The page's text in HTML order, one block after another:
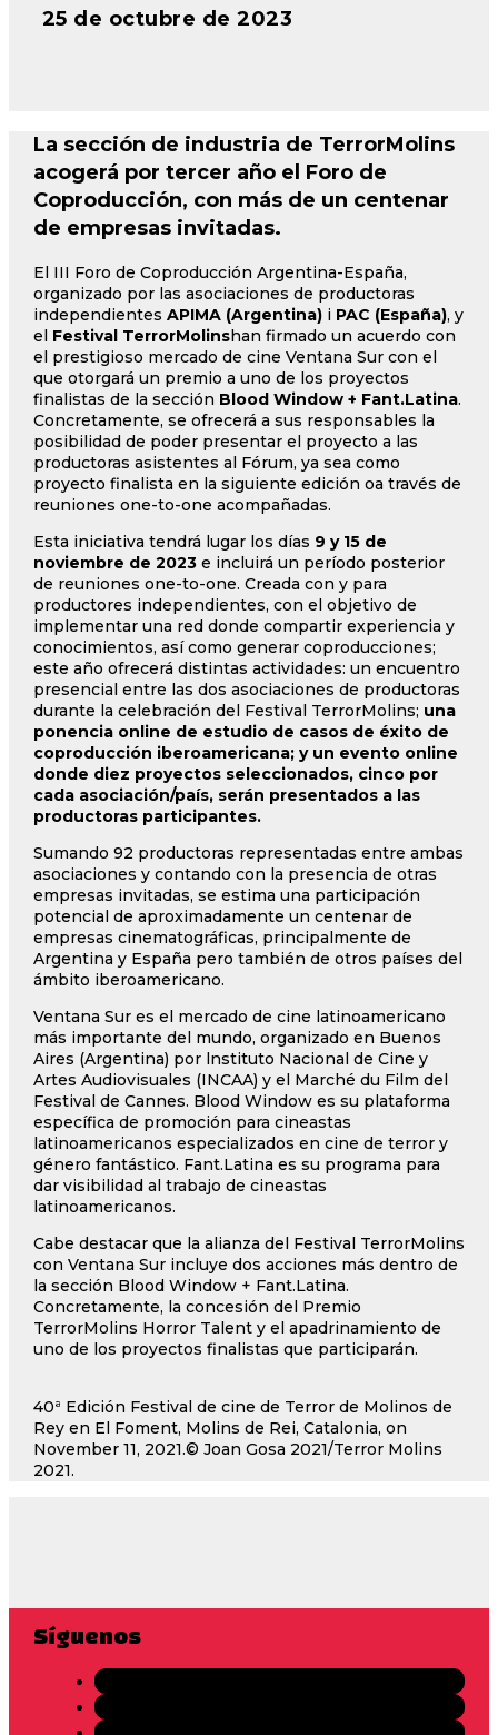
25 de octubre de 2023
La sección de industria de TerrorMolins
acogerá por tercer año el Foro de
Coproducción, con más de un centenar
de empresas invitadas.
El III Foro de Coproducción Argentina-España,
organizado por las asociaciones de productoras
independientes APIMA (Argentina)i PAC (España), y
el Festival TerrorMolinshan firmado un acuerdo con
el prestigioso mercado de cine Ventana Sur con el
que otorgará un premio a uno de los proyectos
finalistas de la sección Blood Window + Fant.Latina.
Concretamente, se ofrecerá a sus responsables la
posibilidad de poder presentar el proyecto a las
productoras asistentes al Fórum, ya sea como
proyecto finalista en la siguiente edición oa través de
reuniones one-to-one acompañadas.
Esta iniciativa tendrá lugar los días 9 y 15 de
noviembre de 2023e incluirá un período posterior
de reuniones one-to-one. Creada con y para
productores independientes, con el objetivo de
implementar una red donde compartir experiencia y
conocimientos, así como generar coproducciones;
este año ofrecerá distintas actividades: un encuentro
presencial entre las dos asociaciones de productoras
durante la celebración del Festival TerrorMolins; una
ponencia online de estudio de casos de éxito de
coproducción iberoamericana; y un evento online
donde diez proyectos seleccionados, cinco por
cada asociación/país, serán presentados a las
productoras participantes.
Sumando 92 productoras representadas entre ambas
asociaciones y contando con la presencia de otras
empresas invitadas, se estima una participación
potencial de aproximadamente un centenar de
empresas cinematográficas, principalmente de
Argentina y España pero también de otros países del
ámbito iberoamericano.
Ventana Sur es el mercado de cine latinoamericano
más importante del mundo, organizado en Buenos
Aires (Argentina) por lnstituto Nacional de Cine y
Artes Audiovisuales (INCAA) y el Marché du Film del
Festival de Cannes. Blood Window es su plataforma
específica de promoción para cineastas
latinoamericanos especializados en cine de terror y
género fantástico. Fant.Latina es su programa para
dar visibilidad al trabajo de cineastas
latinoamericanos.
Cabe destacar que la alianza del Festival TerrorMolins
con Ventana Sur incluye dos acciones más dentro de
la sección Blood Window + Fant.Latina.
Concretamente, la concesión del Premio
TerrorMolins Horror Talent y el apadrinamiento de
uno de los proyectos finalistas que participarán.
40ª Edición Festival de cine de Terror de Molinos de
Rey en El Foment, Molins de Rei, Catalonia, on
November 11, 2021.© Joan Gosa 2021/Terror Molins
2021.
Síguenos